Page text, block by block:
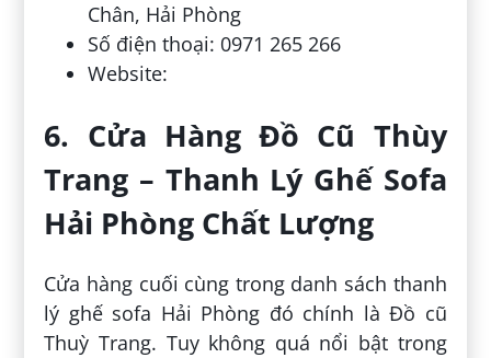
Chân, Hải Phòng
Số điện thoại: 0971 265 266
Website:
6. Cửa Hàng Đồ Cũ Thùy
Trang – Thanh Lý Ghế Sofa
Hải Phòng Chất Lượng
Cửa hàng cuối cùng trong danh sách thanh
lý ghế sofa Hải Phòng đó chính là Đồ cũ
Thuỳ Trang. Tuy không quá nổi bật trong